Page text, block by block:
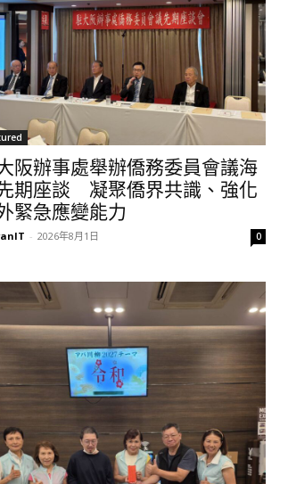
阪辦事處舉辦僑務委員會議海
期座談 凝聚僑界共識、強化
緊急應變能力
- 2026年8月1日 0